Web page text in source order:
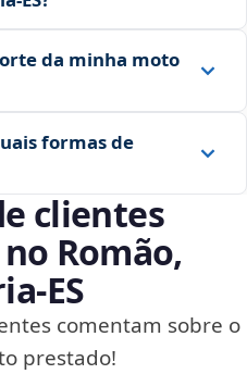
da minha moto
formas de
clientes
Romão,
comentam sobre o
prestado!